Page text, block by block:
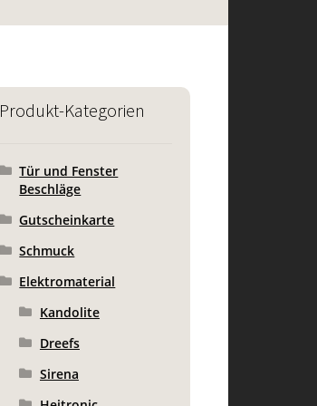
Produkt-Kategorien
Tür und Fenster
Beschläge
Gutscheinkarte
Schmuck
Elektromaterial
Kandolite
Dreefs
Sirena